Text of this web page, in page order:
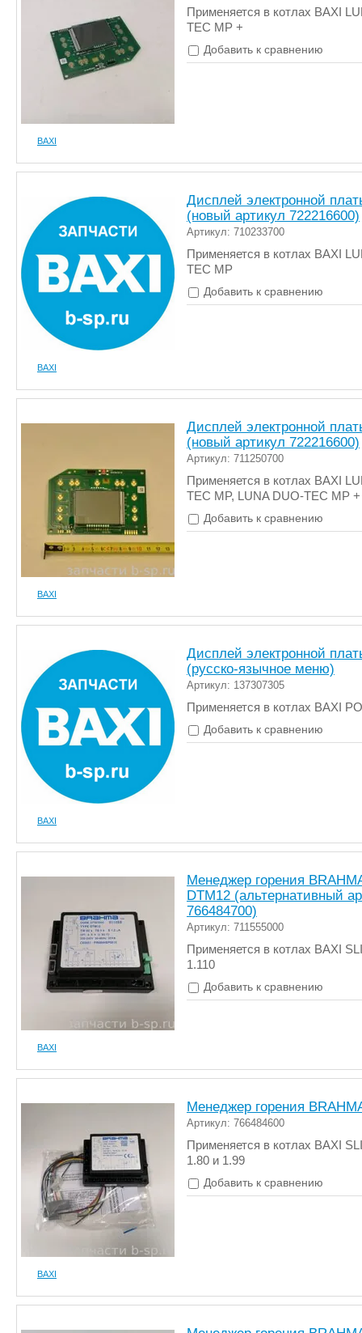
BAXI
Применяется в котлах BAXI
TEC MP +
Добавить к сравнению
BAXI
Дисплей электронной
(новый артикул 722216600)
Артикул: 710233700
Применяется в котлах BAXI
TEC MP
Добавить к сравнению
BAXI
Дисплей электронной
(новый артикул 722216600)
Артикул: 711250700
Применяется в котлах BAXI
TEC MP, LUNA DUO-TEC MP +
Добавить к сравнению
BAXI
Дисплей электронной
(русско-язычное меню)
Артикул: 137307305
Применяется в котлах BAXI
Добавить к сравнению
BAXI
Менеджер горения
DTM12 (альтернативный
766484700)
Артикул: 711555000
Применяется в котлах BAXI
1.110
Добавить к сравнению
BAXI
Менеджер горения
Артикул: 766484600
Применяется в котлах BAXI
1.80 и 1.99
Добавить к сравнению